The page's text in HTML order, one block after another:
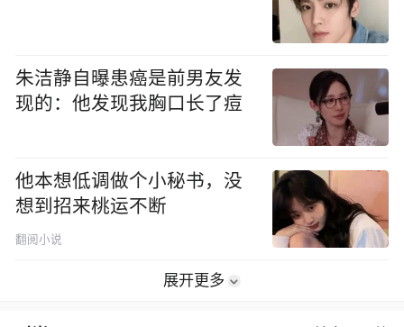
朱洁静自曝患癌是前男友发
现的：他发现我胸口长了痘
他本想低调做个小秘书，没
想到招来桃运不断
翻阅小说
展开更多